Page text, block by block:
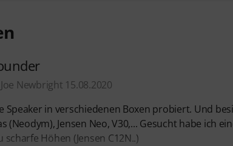
Joe Newbright 15.08.2020
Speaker in verschiedenen Boxen probiert. Und
(Neodym), Jensen Neo, V30,... Gesucht habe ich
Höhen (Jensen C12N..)